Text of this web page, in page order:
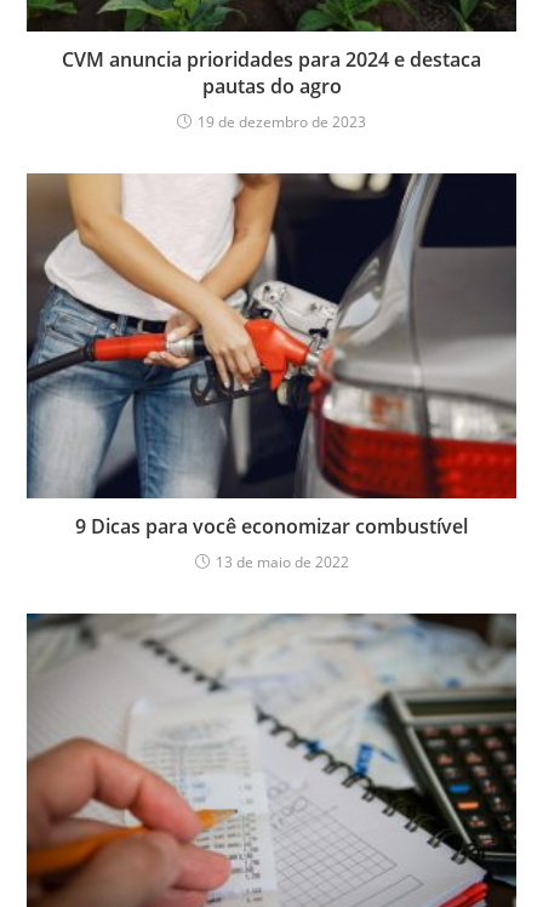
CVM anuncia prioridades para 2024 e destaca
pautas do agro
19 de dezembro de 2023
9 Dicas para você economizar combustível
13 de maio de 2022